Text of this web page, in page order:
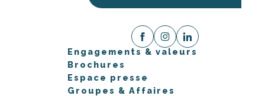
Engagements & valeurs
Brochures
Espace presse
Groupes & Affaires